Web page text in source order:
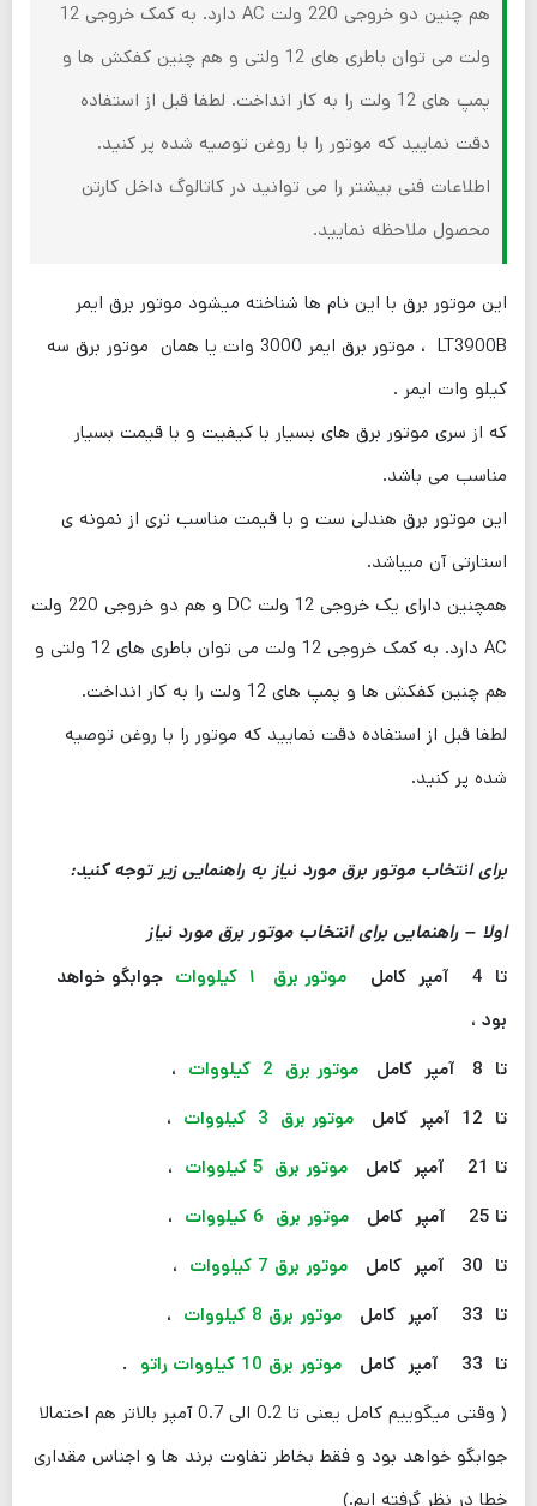
هم چنین دو خروجی 220 ولت AC دارد. به کمک خروجی 12
ولت می توان باطری های 12 ولتی و هم چنین کفکش ها و
پمپ های 12 ولت را به کار انداخت. لطفا قبل از استفاده
دقت نمایید که موتور را با روغن توصیه شده پر کنید.
اطلاعات فنی بیشتر را می توانید در کاتالوگ داخل کارتن
محصول ملاحظه نمایید.
این موتور برق با این نام ها شناخته میشود موتور برق ایمر
LT3900B ، موتور برق ایمر 3000 وات یا همان موتور برق سه
کیلو وات ایمر .
که از سری موتور برق های بسیار با کیفیت و با قیمت بسیار
مناسب می باشد.
این موتور برق هندلی ست و با قیمت مناسب تری از نمونه ی
استارتی آن میباشد.
همچنین دارای یک خروجی 12 ولت DC و هم دو خروجی 220 ولت
AC دارد. به کمک خروجی 12 ولت می توان باطری های 12 ولتی و
هم چنین کفکش ها و پمپ های 12 ولت را به کار انداخت.
لطفا قبل از استفاده دقت نمایید که موتور را با روغن توصیه
شده پر کنید.
برای انتخاب موتور برق مورد نیاز به راهنمایی زیر توجه کنید:
اولا – راهنمایی برای انتخاب موتور برق مورد نیاز
تا 4 آمپر کامل موتور برق ۱ کیلووات
جوابگو خواهد
بود ،
تا 8 آمپر کامل
موتور برق 2 کیلووات
،
تا 12 آمپر کامل
موتور برق 3 کیلووات
،
تا 21 آمپر کامل
موتور برق 5 کیلووات
،
تا 25 آمپر کامل
موتور برق 6 کیلووات
،
تا 30 آمپر کامل
موتور برق 7 کیلووات
،
تا 33 آمپر کامل
موتور برق 8 کیلووات
،
تا 33 آمپر کامل
موتور برق 10 کیلووات راتو
.
( وقتی میگوییم کامل یعنی تا 0.2 الی 0.7 آمپر بالاتر هم احتمالا
جوابگو خواهد بود و فقط بخاطر تفاوت برند ها و اجناس مقداری
خطا در نظر گرفته ایم.)